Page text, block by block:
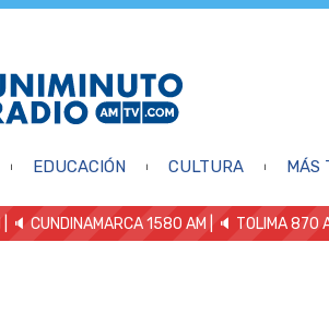
EDUCACIÓN CULTURA MÁS
| 🔈 CUNDINAMARCA 1580 AM | 🔈 TOLIMA 870